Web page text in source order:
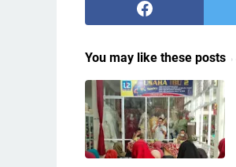
You may like these posts